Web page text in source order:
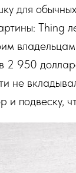
для
Thing
2 950
не
и подвеску,